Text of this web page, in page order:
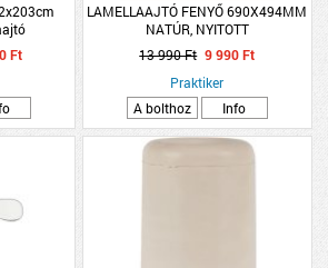
Ft
LAMELLAAJTÓ FENYŐ 690X494MM
NATÚR, NYITOTT
13 990 Ft 9 990 Ft
Praktiker
A bolthoz
Info